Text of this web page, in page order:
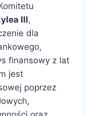
III,
dla
finansowy z lat
jest
poprzez